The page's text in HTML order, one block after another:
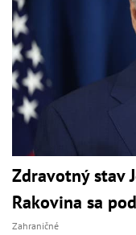
Zdravotný stav
Rakovina sa
Zahraničné